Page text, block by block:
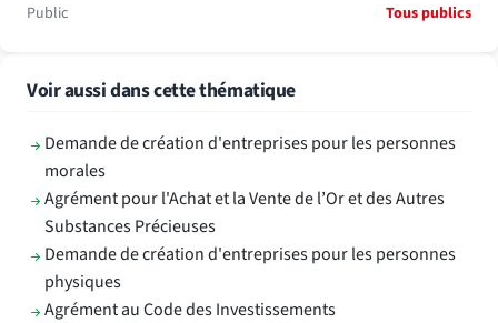
Public Tous publics
Voir aussi dans cette thématique
Demande de création d'entreprises pour les personnes
morales
Agrément pour l'Achat et la Vente de l’Or et des Autres
Substances Précieuses
Demande de création d'entreprises pour les personnes
physiques
Agrément au Code des Investissements